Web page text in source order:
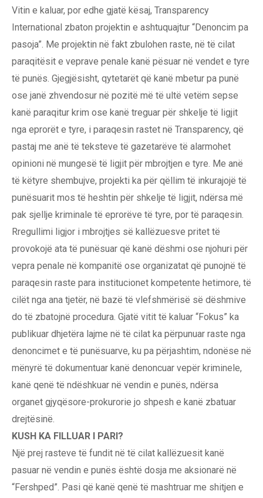
Vitin e kaluar, por edhe gjatë kësaj, Transparency
International zbaton projektin e ashtuquajtur “Denoncim pa
pasoja”. Me projektin në fakt zbulohen raste, në të cilat
paraqitësit e veprave penale kanë pësuar në vendet e tyre
të punës. Gjegjësisht, qytetarët që kanë mbetur pa punë
ose janë zhvendosur në pozitë më të ultë vetëm sepse
kanë paraqitur krim ose kanë treguar për shkelje të ligjit
nga eprorët e tyre, i paraqesin rastet në Transparency, që
pastaj me anë të teksteve të gazetarëve të alarmohet
opinioni në mungesë të ligjit për mbrojtjen e tyre. Me anë
të këtyre shembujve, projekti ka për qëllim të inkurajojë të
punësuarit mos të heshtin për shkelje të ligjit, ndërsa më
pak sjellje kriminale të eprorëve të tyre, por të paraqesin.
Rregullimi ligjor i mbrojtjes së kallëzuesve pritet të
provokojë ata të punësuar që kanë dëshmi ose njohuri për
vepra penale në kompanitë ose organizatat që punojnë të
paraqesin raste para institucionet kompetente hetimore, të
cilët nga ana tjetër, në bazë të vlefshmërisë së dëshmive
do të zbatojnë procedura. Gjatë vitit të kaluar “Fokus” ka
publikuar dhjetëra lajme në të cilat ka përpunuar raste nga
denoncimet e të punësuarve, ku pa përjashtim, ndonëse në
mënyrë të dokumentuar kanë denoncuar vepër kriminele,
kanë qenë të ndëshkuar në vendin e punës, ndërsa
organet gjyqësore-prokurorie jo shpesh e kanë zbatuar
drejtësinë.
KUSH KA FILLUAR I PARI?
Një prej rasteve të fundit në të cilat kallëzuesit kanë
pasuar në vendin e punës është dosja me aksionarë në
“Fershped”. Pasi që kanë qenë të mashtruar me shitjen e